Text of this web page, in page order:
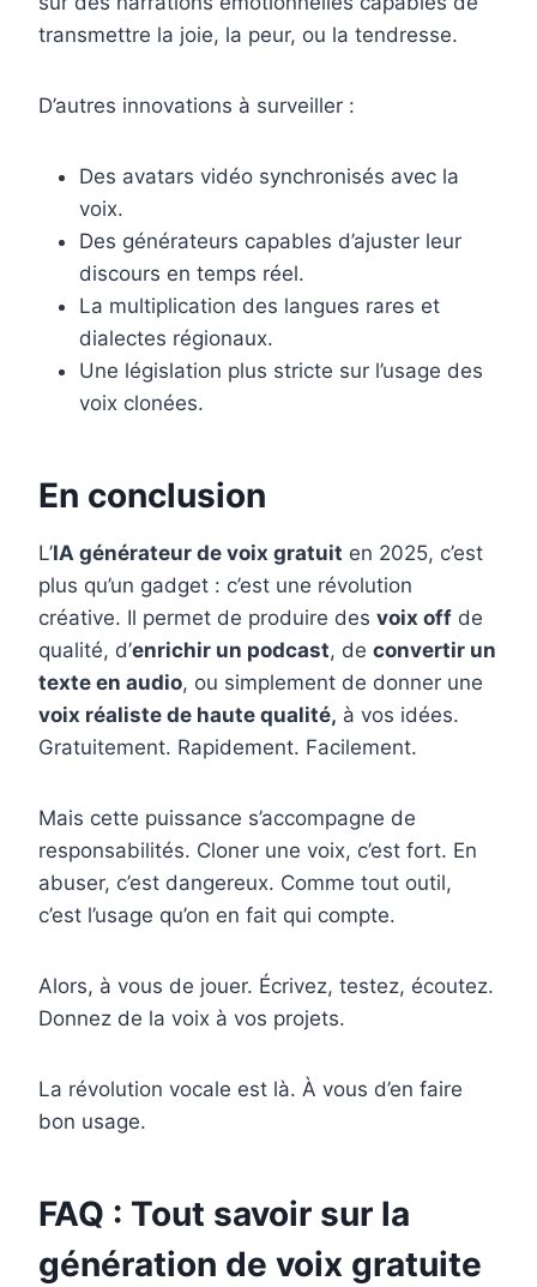
transmettre la joie, la peur, ou la tendresse.
D’autres innovations à surveiller :
Des avatars vidéo synchronisés avec la
voix.
Des générateurs capables d’ajuster leur
discours en temps réel.
La multiplication des langues rares et
dialectes régionaux.
Une législation plus stricte sur l’usage des
voix clonées.
En conclusion
L’IA générateur de voix gratuit en 2025, c’est
plus qu’un gadget : c’est une révolution
créative. Il permet de produire des voix off de
qualité, d’enrichir un podcast, de convertir un
texte en audio, ou simplement de donner une
voix réaliste de haute qualité, à vos idées.
Gratuitement. Rapidement. Facilement.
Mais cette puissance s’accompagne de
responsabilités. Cloner une voix, c’est fort. En
abuser, c’est dangereux. Comme tout outil,
c’est l’usage qu’on en fait qui compte.
Alors, à vous de jouer. Écrivez, testez, écoutez.
Donnez de la voix à vos projets.
La révolution vocale est là. À vous d’en faire
bon usage.
FAQ : Tout savoir sur la
génération de voix gratuite